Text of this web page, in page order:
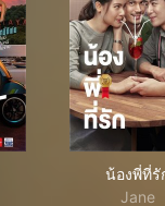
น้อ
น้องพี่ที่รั
Jane